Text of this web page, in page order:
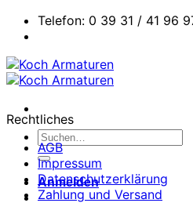
Zum
Inhalt
Telefon: 0 39 31 / 41 96
Suchen
nach:
Anmelden
Rechtliches
AGB
Impressum
Datenschutzerklärung
Zahlung und Versand